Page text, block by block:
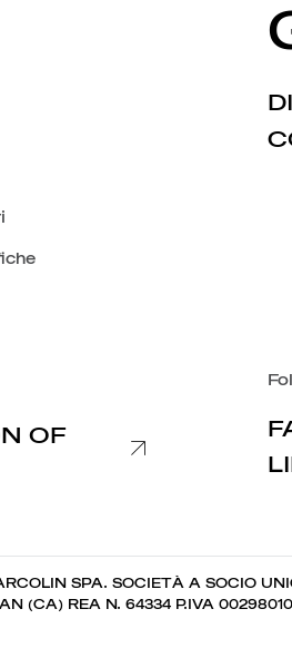
OF
SPA. SOCIETÀ A SOCIO
(CA) REA N. 64334 P.IVA